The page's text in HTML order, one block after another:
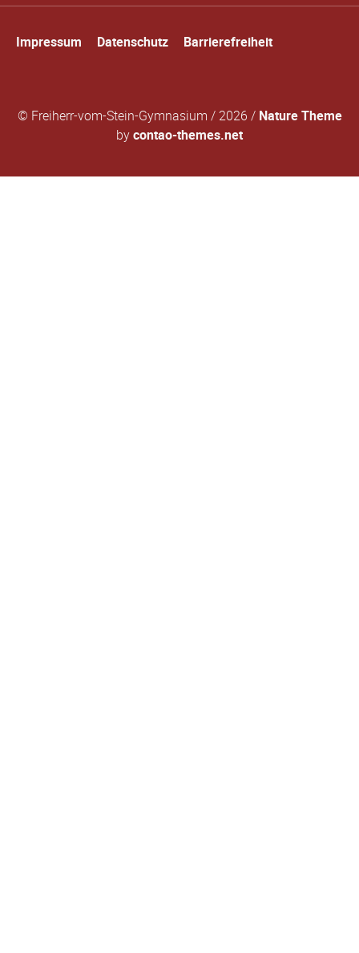
überspringen
Impressum Datenschutz Barrierefreiheit
© Freiherr-vom-Stein-Gymnasium / 2026 / Nature Theme
bycontao-themes.net